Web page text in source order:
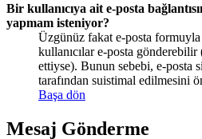
Bir kullanıcıya ait e-posta
yapmam isteniyor?
Üzgünüz fakat e-posta formuyla
kullanıcılar e-posta
ettiyse). Bunun sebebi, e-posta
tarafından suistimal edilmesini
Başa dön
Mesaj Gönderme